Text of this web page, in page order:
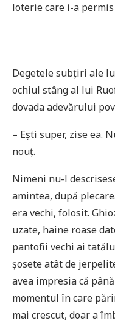
loterie care i-a
Degetele subțiri ale
ochiul stâng al lui
dovada adevărului
– Ești super, zise ea.
nouț.
Nimeni nu-l
amintea, după
era vechi, folosit.
uzate, haine roase
pantofii vechi ai
șosete atât de
avea impresia că
momentul în care
mai crescut, doar a